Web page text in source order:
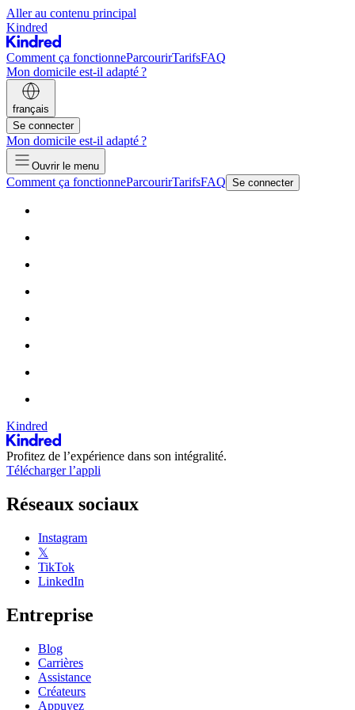
Aller au contenu principal
Kindred
Comment ça fonctionneParcourirTarifsFAQ
Mon domicile est-il adapté ?
français
Se connecter
Mon domicile est-il adapté ?
Ouvrir le menu
Comment ça fonctionneParcourirTarifsFAQ Se connecter
Kindred
Profitez de l’expérience dans son intégralité.
Télécharger l’appli
Réseaux sociaux
Instagram
𝕏
TikTok
LinkedIn
Entreprise
Blog
Carrières
Assistance
Créateurs
Appuyez